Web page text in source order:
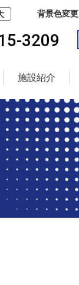
施設紹介
背景色変更
3209